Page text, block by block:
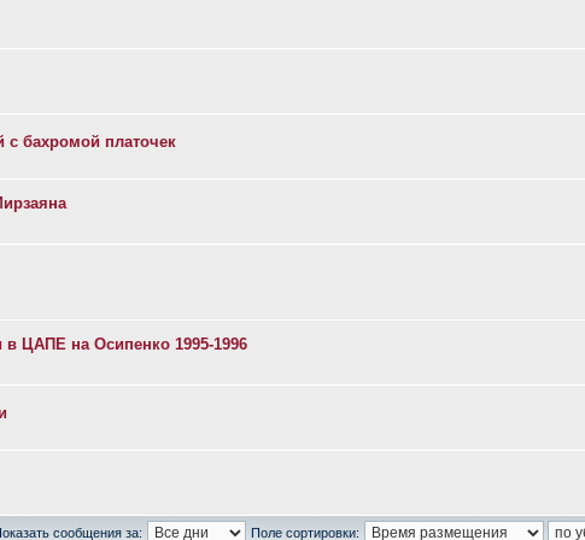
с бахромой платочек
ЦАПЕ на Осипенко 1995-1996
сообщения за: Поле сортировки: